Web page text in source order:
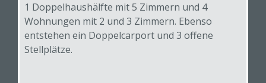
1 Doppelhaushälfte mit 5 Zimmern und 4
Wohnungen mit 2 und 3 Zimmern. Ebenso
entstehen ein Doppelcarport und 3 offene
Stellplätze.